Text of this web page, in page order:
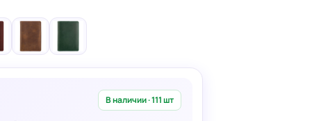
В наличии · 111 шт